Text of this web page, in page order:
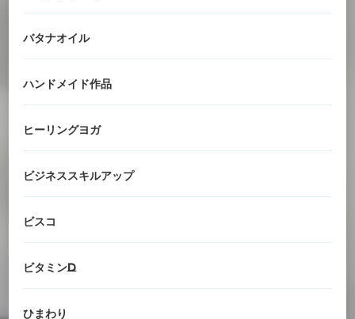
バタナオイル
ハンドメイド作品
ヒーリングヨガ
ビジネススキルアップ
ビスコ
ビタミンD
ひまわり